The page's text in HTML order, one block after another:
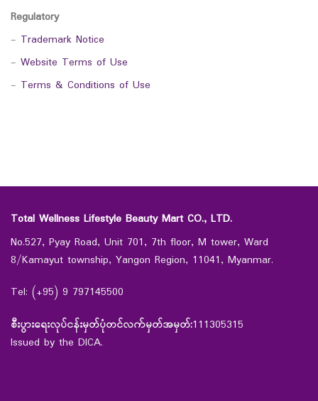
Regulatory
- Trademark Notice
- Website Terms of Use
- Terms & Conditions of Use
Total Wellness Lifestyle Beauty Mart CO., LTD.
No.527, Pyay Road, Unit 701, 7th floor, M tower, Ward
8/Kamayut township, Yangon Region, 11041, Myanmar.
Tel: (+95) 9 797145500
စီးပွားရေးလုပ်ငန်းမှတ်ပုံတင်လက်မှတ်အမှတ်:111305315
Issued by the DICA.